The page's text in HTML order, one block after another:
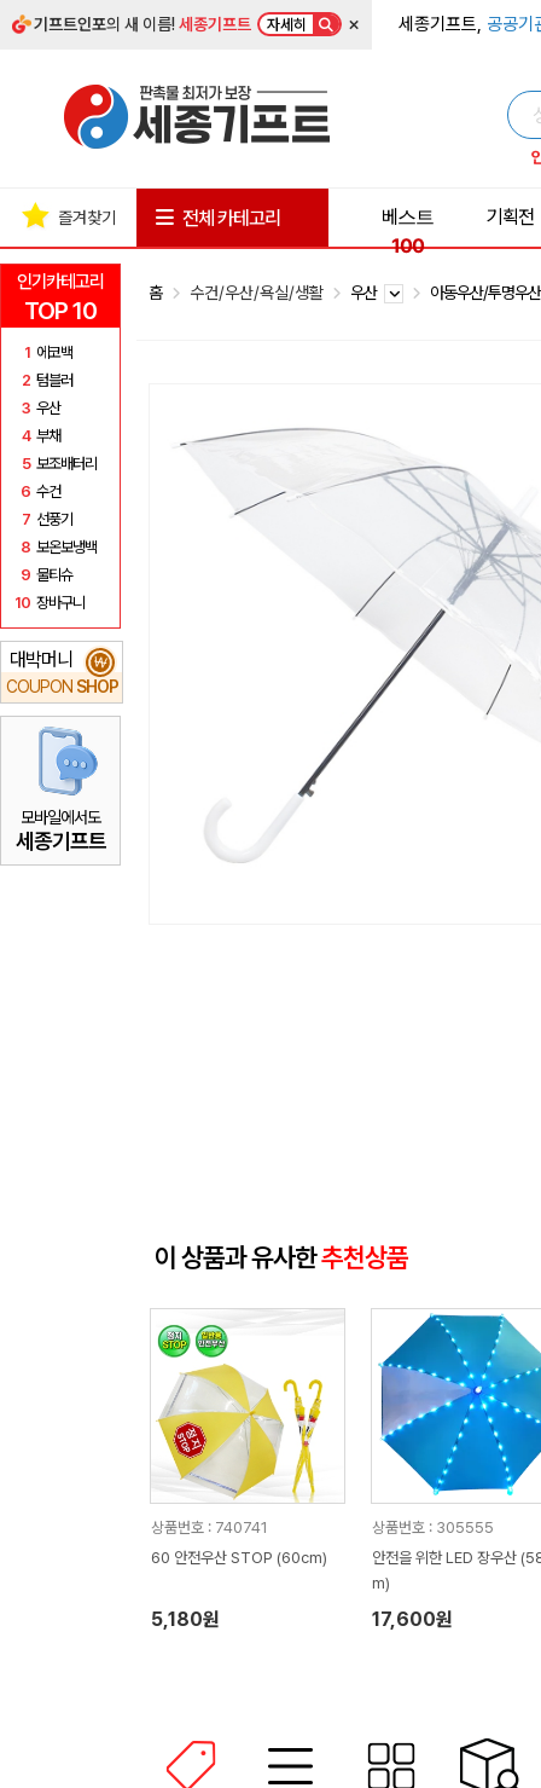
기프트인포의 새 이름!세종기프트 자세히 × 세종기프트, 공공기
인기카테고리
TOP 10
1 에코백
2 텀블러
3 우산
4 부채
5 보조배터리
6 수건
7 선풍기
8 보온보냉백
9 물티슈
10 장바구니
대박머니
COUPON SHOP
₩
모바일에서도
세종기프트
즐겨찾기 전체 카테고리
베스트
100
기획전
홈 수건/우산/욕실/생활 우산 아동우산/투명우
이 상품과 유사한추천상품
상품번호 : 740741
60 안전우산 STOP (60cm)
5,180원
상품번호 : 305555
안전을 위한 LED 장우산
m)
17,600원